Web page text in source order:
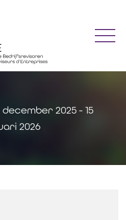
2025 - 15
2026